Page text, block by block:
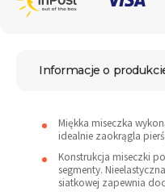
Informacje o
Miękka miseczka
idealnie zaokrągla
Konstrukcja miseczki
segmenty.
siatkowej zapewnia